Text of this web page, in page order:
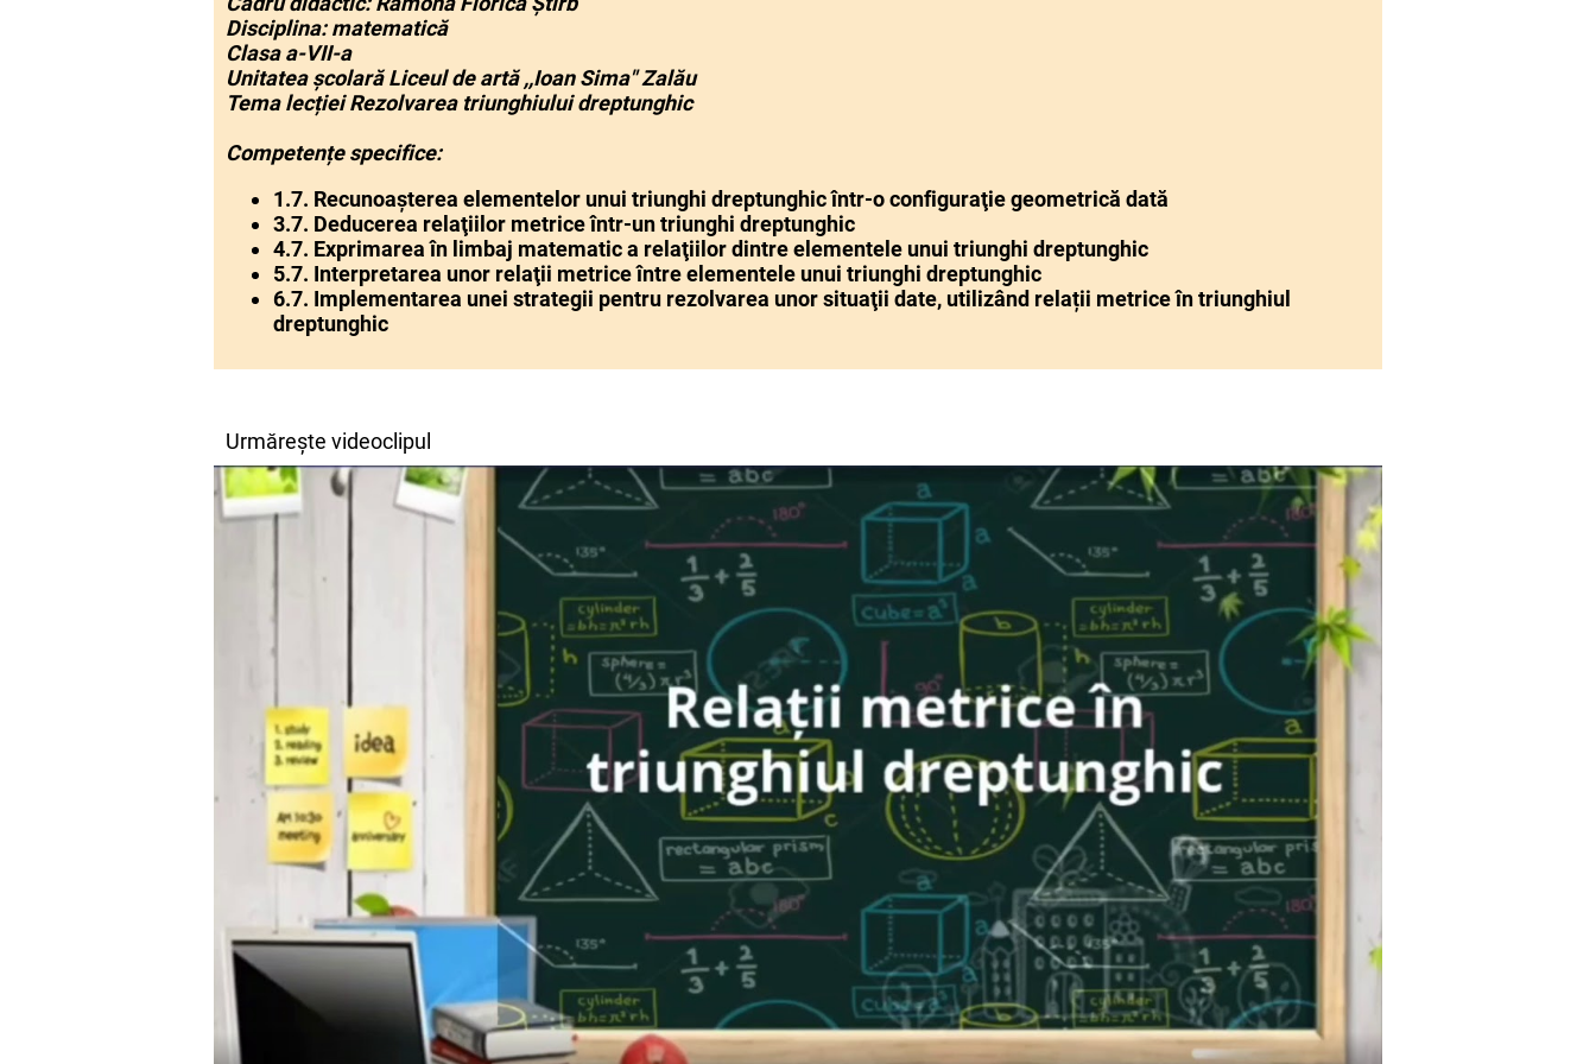
Disciplina: matematică
Clasa a-VII-a
Unitatea școlară Liceul de artă ,,Ioan Sima" Zalău
Tema lecției Rezolvarea triunghiului dreptunghic
Competențe specifice:
1.7. Recunoașterea elementelor unui triunghi dreptunghic într-o configuraţie geometrică dată
3.7. Deducerea relaţiilor metrice într-un triunghi dreptunghic
4.7. Exprimarea în limbaj matematic a relaţiilor dintre elementele unui triunghi dreptunghic
5.7. Interpretarea unor relaţii metrice între elementele unui triunghi dreptunghic
6.7. Implementarea unei strategii pentru rezolvarea unor situaţii date, utilizând relații metrice în triunghiul
dreptunghic
Urmărește videoclipul